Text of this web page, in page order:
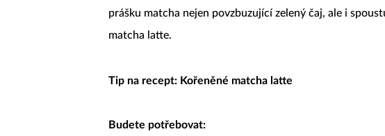
prášku matcha nejen povzbuzující zelený čaj, ale i
matcha latte.
Tip na recept: Kořeněné matcha latte
Budete potřebovat: